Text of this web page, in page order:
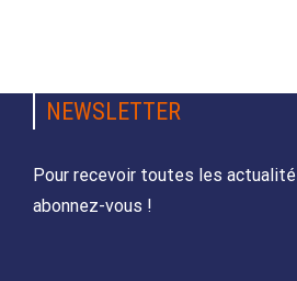
NEWSLETTER
Pour recevoir toutes les
abonnez-vous !